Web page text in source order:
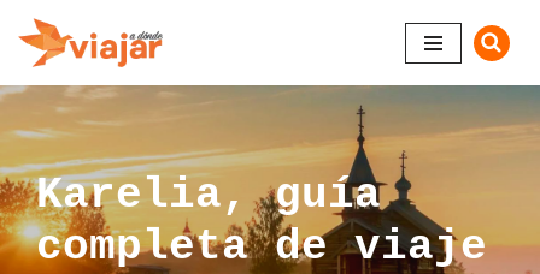
Saltar
al
contenido
Karelia, guía
completa de viaje